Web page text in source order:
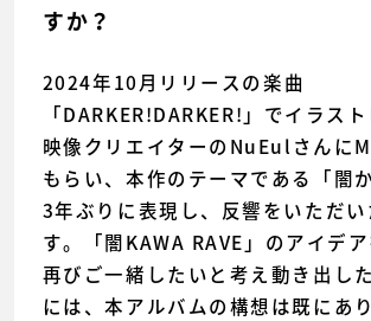
すか？
2024年10月リリースの楽曲
「DARKER!DARKER!」でイラス
映像クリエイターのNuEulさんに
もらい、本作のテーマである「闇
3年ぶりに表現し、反響をいただい
す。「闇KAWA RAVE」のアイデ
再びご一緒したいと考え動き出し
には、本アルバムの構想は既にあ